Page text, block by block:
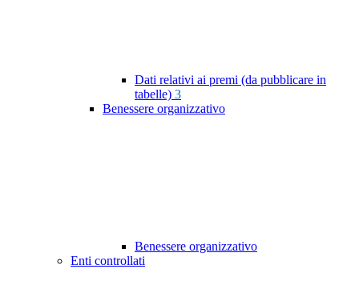
Dati relativi ai premi (da pubblicare in
tabelle) 3
Benessere organizzativo
Benessere organizzativo
Enti controllati